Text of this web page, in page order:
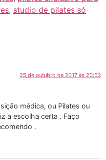
, studio de pilates só
25 de outubro de 2017 às 20:52
médica, ou Pilates ou
a escolha certa . Faço
.